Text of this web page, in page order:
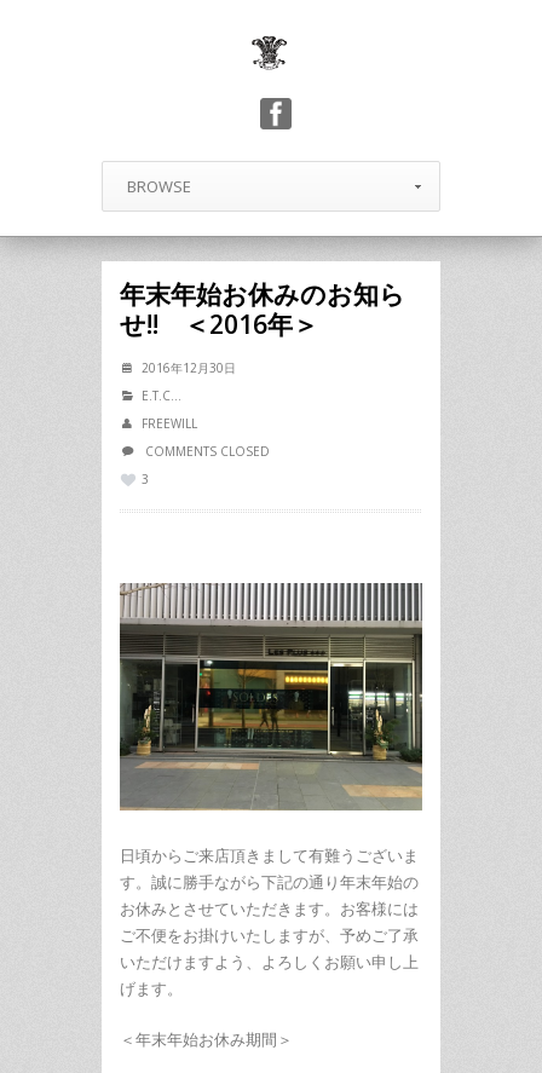
BROWSE
年末年始お休みのお知ら
せ!! ＜2016年＞
2016年12月30日
E.T.C...
FREEWILL
COMMENTS CLOSED
3
日頃からご来店頂きまして有難うございま
す。誠に勝手ながら下記の通り年末年始の
お休みとさせていただきます。お客様には
ご不便をお掛けいたしますが、予めご了承
いただけますよう、よろしくお願い申し上
げます。
＜年末年始お休み期間＞